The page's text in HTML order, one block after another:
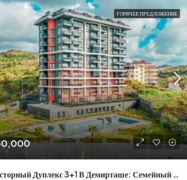
ГОРЯЧЕЕ ПРЕДЛОЖЕНИЕ
Просторный Дуплекс 3+1 В Демирташе: Семейный Рай